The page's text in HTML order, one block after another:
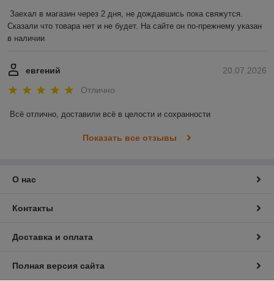
Заехал в магазин через 2 дня, не дождавшись пока свяжутся.
Сказали что товара нет и не будет. На сайте он по-прежнему указан
в наличии
20.07.2026
евгений
Отлично
Всё отлично, доставили всё в целости и сохранности
Показать все отзывы
О нас
Контакты
Доставка и оплата
Полная версия сайта